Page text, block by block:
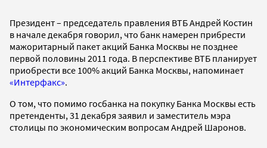
Президент – председатель правления ВТБ Андрей Костин
в начале декабря говорил, что банк намерен прибрести
мажоритарный пакет акций Банка Москвы не позднее
первой половины 2011 года. В перспективе ВТБ планирует
приобрести все 100% акций Банка Москвы, напоминает
«Интерфакс».
О том, что помимо госбанка на покупку Банка Москвы есть
претенденты, 31 декабря заявил и заместитель мэра
столицы по экономическим вопросам Андрей Шаронов.